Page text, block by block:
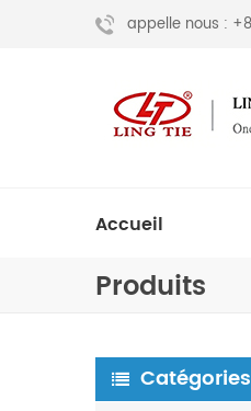
appelle nous :
Accueil
Produits
Catégories